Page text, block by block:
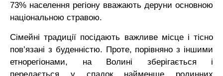
73% населення регіону вважають деруни основною
національною стравою.
Сімейні традиції посідають важливе місце і тісно
пов’язані з буденністю. Проте, порівняно з іншими
етнорегіонами, на Волині зберігається і
передається у спадок найменше родинних